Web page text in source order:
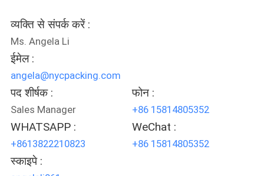
समाचार
मामलों
साइटमैप
PRIVACY
व्यक्ति से संपर्क करें :
Ms. Angela Li
ईमेल :
angela@nycpacking.com
पद शीर्षक :
Sales Manager
फोन :
+86 15814805352
WHATSAPP :
+8613822210823
WeChat :
+86 15814805352
स्काइपे :